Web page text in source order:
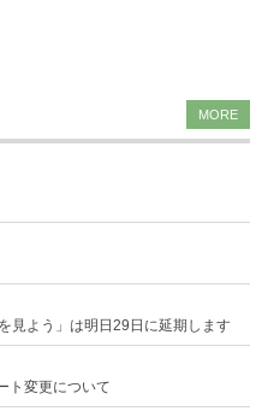
見よう」は明日29日に延期します
ト変更について
MORE